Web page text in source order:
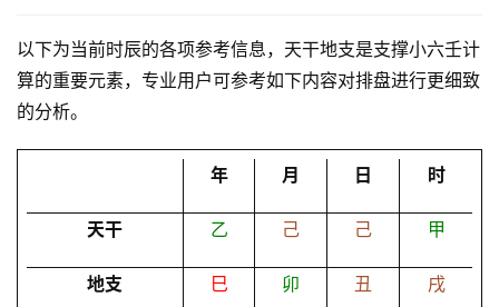
页
黄
历
卜
以下为当前时辰的各项参考信息，天干地支是支撑小六壬计
算的重要元素，专业用户可参考如下内容对排盘进行更细致
的分析。
年 月 日 时
天干 乙 己 己 甲
地支 巳 卯 丑 戌